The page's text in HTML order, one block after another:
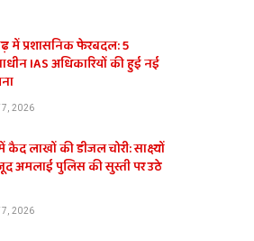
में प्रशासनिक फेरबदल: 5
IAS अधिकारियों की हुई नई
7, 2026
कैद लाखों की डीजल चोरी: साक्ष्यों
अमलाई पुलिस की सुस्ती पर उठे
7, 2026